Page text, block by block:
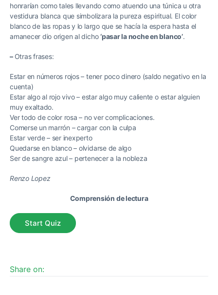
honrarían como tales llevando como atuendo una túnica u otra
vestidura blanca que simbolizara la pureza espiritual. El color
blanco de las ropas y lo largo que se hacía la espera hasta el
amanecer dio origen al dicho‘pasar la noche en blanco’.
– Otras frases:
Estar en números rojos – tener poco dinero (saldo negativo en la
cuenta)
Estar algo al rojo vivo – estar algo muy caliente o estar alguien
muy exaltado.
Ver todo de color rosa – no ver complicaciones.
Comerse un marrón – cargar con la culpa
Estar verde – ser inexperto
Quedarse en blanco – olvidarse de algo
Ser de sangre azul – pertenecer a la nobleza
Renzo Lopez
Comprensión de lectura
Share on: